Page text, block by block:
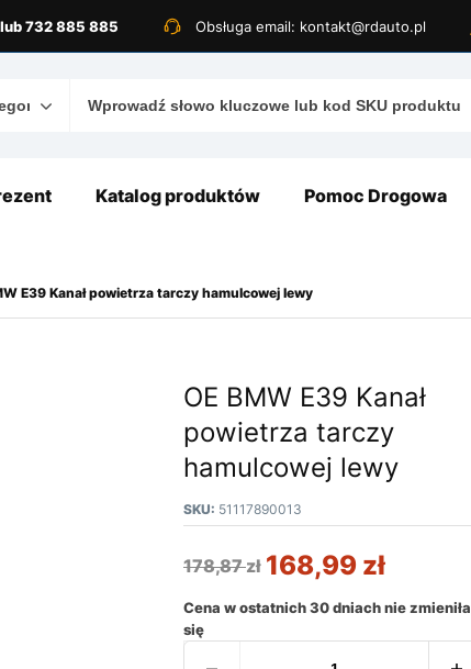
732 885 885 Obsługa email: kontakt@rdauto.pl
Katalog produktów Pomoc Drogowa
E39 Kanał powietrza tarczy hamulcowej lewy
OE BMW E39 Kanał
powietrza tarczy
hamulcowej lewy
SKU: 51117890013
178,87zł 168,99 zł
Cena w ostatnich 30 dniach nie zmieniła
się